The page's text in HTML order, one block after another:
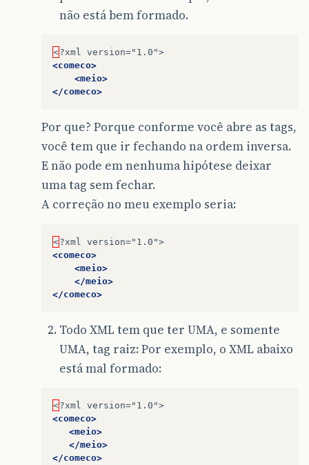
não está bem formado.
<?xml
<comeco>
<meio>
</comeco>
Por que? Porque conforme você abre as tags,
você tem que ir fechando na ordem inversa.
E não pode em nenhuma hipótese deixar
uma tag sem fechar.
A correção no meu exemplo seria:
<?xml
<comeco>
<meio>
</meio>
</comeco>
Todo XML tem que ter UMA, e somente
UMA, tag raiz: Por exemplo, o XML abaixo
está mal formado:
<?xml
<comeco>
<meio>
</meio>
</comeco>